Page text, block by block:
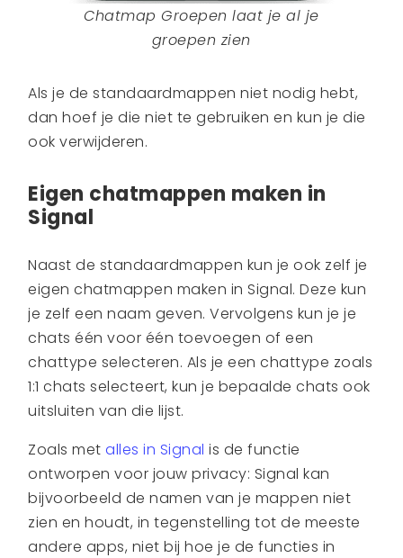
Chatmap Groepen laat je al je
groepen zien
Als je de standaardmappen niet nodig hebt,
dan hoef je die niet te gebruiken en kun je die
ook verwijderen.
Eigen chatmappen maken in
Signal
Naast de standaardmappen kun je ook zelf je
eigen chatmappen maken in Signal. Deze kun
je zelf een naam geven. Vervolgens kun je je
chats één voor één toevoegen of een
chattype selecteren. Als je een chattype zoals
1:1 chats selecteert, kun je bepaalde chats ook
uitsluiten van die lijst.
Zoals metalles in Signal is de functie
ontworpen voor jouw privacy: Signal kan
bijvoorbeeld de namen van je mappen niet
zien en houdt, in tegenstelling tot de meeste
andere apps, niet bij hoe je de functies in